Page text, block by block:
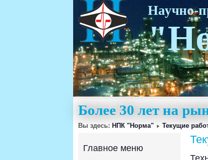
Научно-
Более 30 лет на
Вы здесь: НПК "Норма" Текущие
Главное меню